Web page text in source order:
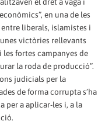
en una de les
liberals, islamistes i
victòries rellevants
fortes campanyes de
la roda de producció”.
judicials per la
de forma corrupta s’ha
per a aplicar-les i, a la